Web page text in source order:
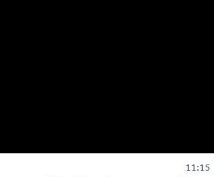
11:15